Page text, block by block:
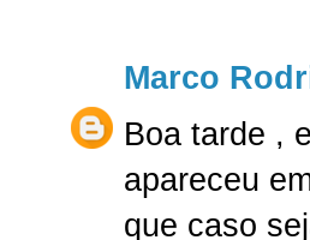
Marco
Boa tarde ,
apareceu
que caso